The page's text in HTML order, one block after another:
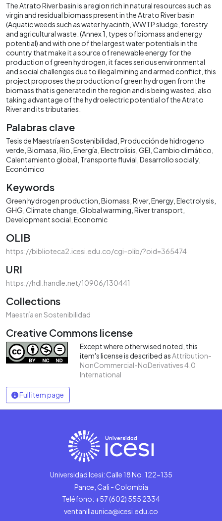
The Atrato River basin is a region rich in natural resources such as
virgin and residual biomass present in the Atrato River basin
(Aquatic weeds such as water hyacinth, WWTP sludge, forestry
and agricultural waste. (Annex 1, types of biomass and energy
potential) and with one of the largest water potentials in the
country that make it a source of renewable energy for the
production of green hydrogen, it faces serious environmental
and social challenges due to illegal mining and armed conflict, this
project proposes the production of green hydrogen from the
biomass that is generated in the region and is being wasted, also
taking advantage of the hydroelectric potential of the Atrato
River and its tributaries.
Palabras clave
Tesis de Maestría en Sostenibilidad Producción de hidrogeno
verde Biomasa Rio Energía Electrolisis GEI Cambio climático
Calentamiento global Transporte fluvial Desarrollo social y
Económico
Keywords
Green hydrogen production Biomass River Energy Electrolysis
GHG Climate change Global warming River transport
Development social Economic
OLIB
https://biblioteca2.icesi.edu.co/cgi-olib/?oid=365474
URI
https://hdl.handle.net/10906/130441
Collections
Maestría en Sostenibilidad
Creative Commons license
Except where otherwised noted, this
item's license is described asAttribution-
NonCommercial-NoDerivatives 4.0
International
Full item page
Universidad Icesi: Calle 18 No. 122-135
Pance, Cali - Colombia
Teléfono: +57 (602) 555 2334
ventanillaunica@icesi.edu.co